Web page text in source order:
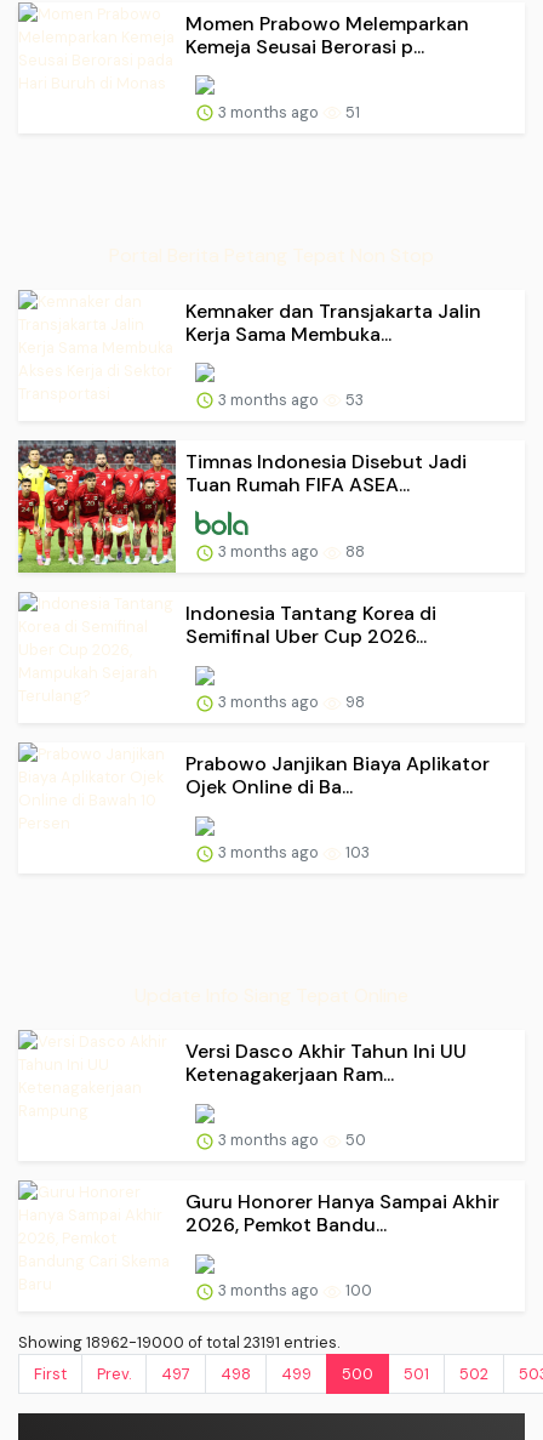
Momen Prabowo Melemparkan
Kemeja Seusai Berorasi p...
3 months ago 51
Kemnaker dan Transjakarta Jalin
Kerja Sama Membuka...
3 months ago 53
Timnas Indonesia Disebut Jadi
Tuan Rumah FIFA ASEA...
3 months ago 88
Indonesia Tantang Korea di
Semifinal Uber Cup 2026...
3 months ago 98
Prabowo Janjikan Biaya Aplikator
Ojek Online di Ba...
3 months ago 103
Versi Dasco Akhir Tahun Ini UU
Ketenagakerjaan Ram...
3 months ago 50
Guru Honorer Hanya Sampai Akhir
2026, Pemkot Bandu...
3 months ago 100
Showing 18962-19000 of total 23191 entries.
First
Prev. 497 498 499 500 501 502